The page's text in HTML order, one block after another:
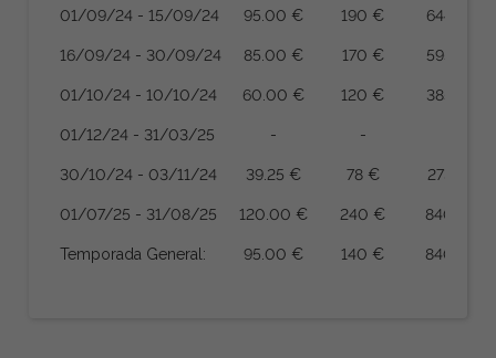
01/09/24 - 15/09/24 95.00 € 190 € 644 €
16/09/24 - 30/09/24 85.00 € 170 € 595 €
01/10/24 - 10/10/24 60.00 € 120 € 385 €
01/12/24 - 31/03/25 - -
30/10/24 - 03/11/24 39.25 € 78 € 273 €
01/07/25 - 31/08/25 120.00 € 240 € 840 €
Temporada General: 95.00 € 140 € 840 €